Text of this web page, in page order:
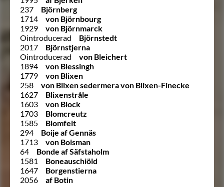
237
Björnberg
1714
von Björnbourg
1929
von Björnmarck
Ointroducerad
Björnstedt
2017
Björnstjerna
Ointroducerad
von Bleichert
1894
von Blessingh
1779
von Blixen
258
von Blixen sedermera von Blixen-Finecke
1627
Blixenstråle
1603
von Block
1703
Blomcreutz
1585
Blomfelt
294
Boije af Gennäs
1713
von Boisman
64
Bonde af Säfstaholm
1581
Boneauschiöld
1647
Borgenstierna
2056
af Botin